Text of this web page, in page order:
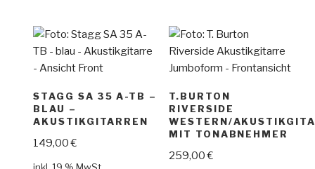
STAGG SA 35 A-TB –
BLAU –
AKUSTIKGITARREN
149,00€
T.BURTON
RIVERSIDE
WESTERN/
MIT TONABNEHMER
259,00€